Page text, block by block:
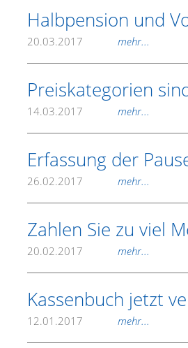
Halbpension und
20.03.2017 mehr...
Preiskategorien
14.03.2017 mehr...
Erfassung der
26.02.2017 mehr...
Zahlen Sie zu viel
20.02.2017 mehr...
Kassenbuch jetzt
12.01.2017 mehr...